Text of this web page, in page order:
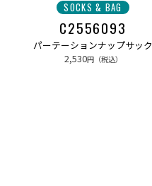
SOCKS & BAG
C2556093
パーテーションナップサック
2,530円（税込）